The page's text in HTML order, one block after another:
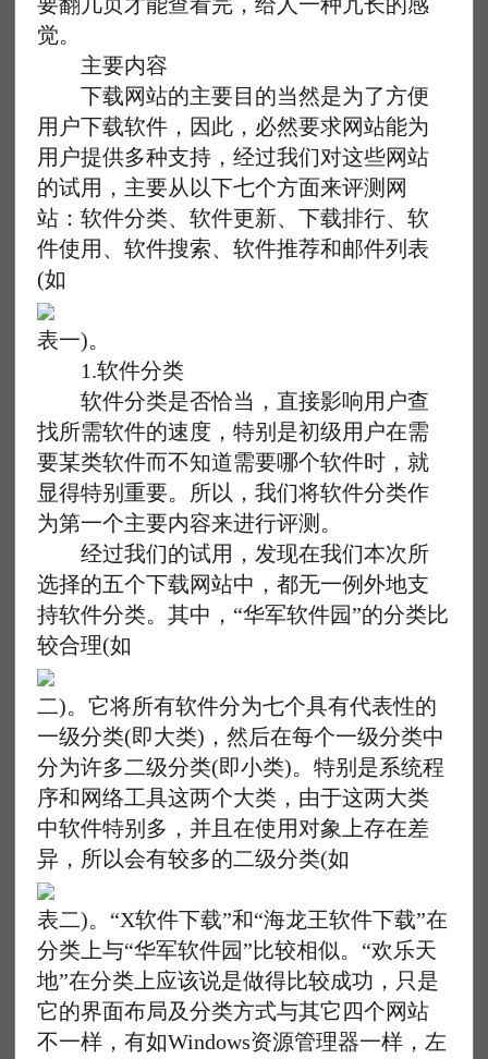
觉。
主要内容
下载网站的主要目的当然是为了方便
用户下载软件，因此，必然要求网站能为
用户提供多种支持，经过我们对这些网站
的试用，主要从以下七个方面来评测网
站：软件分类、软件更新、下载排行、软
件使用、软件搜索、软件推荐和邮件列表
(如
表一)。
1.软件分类
软件分类是否恰当，直接影响用户查
找所需软件的速度，特别是初级用户在需
要某类软件而不知道需要哪个软件时，就
显得特别重要。所以，我们将软件分类作
为第一个主要内容来进行评测。
经过我们的试用，发现在我们本次所
选择的五个下载网站中，都无一例外地支
持软件分类。其中，“华军软件园”的分类比
较合理(如
二)。它将所有软件分为七个具有代表性的
一级分类(即大类)，然后在每个一级分类中
分为许多二级分类(即小类)。特别是系统程
序和网络工具这两个大类，由于这两大类
中软件特别多，并且在使用对象上存在差
异，所以会有较多的二级分类(如
表二)。“X软件下载”和“海龙王软件下载”在
分类上与“华军软件园”比较相似。“欢乐天
地”在分类上应该说是做得比较成功，只是
它的界面布局及分类方式与其它四个网站
不一样，有如Windows资源管理器一样，左